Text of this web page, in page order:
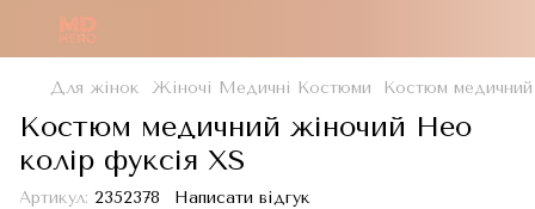
Для жінок Жіночі Медичні Костюми Костюм
Костюм медичний жіночий Нео
колір фуксія XS
Артикул: 2352378 Написати відгук